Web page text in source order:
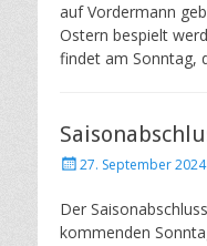
auf Vordermann
Ostern bespielt
findet am Sonntag,
Posted27. September 2024
Der
kommenden